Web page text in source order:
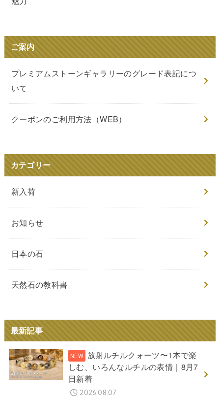
ご案内
プレミアムストーンギャラリーのグレード表記につ
いて
クーポンのご利用方法（WEB）
カテゴリー
新入荷
お知らせ
日本の石
天然石の教科書
最新記事
放射ルチルクォーツ〜1本で楽
しむ、いろんなルチルの表情｜8月7
日新着
2026.08.07